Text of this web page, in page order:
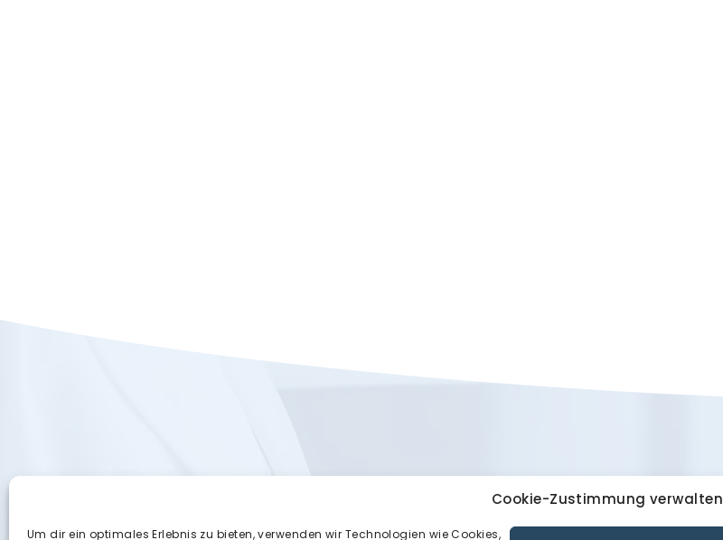
Cookie-Zustimmung verwalten
Um dir ein optimales Erlebnis zu bieten, verwenden wir Technologien wie Cookies,
Dank